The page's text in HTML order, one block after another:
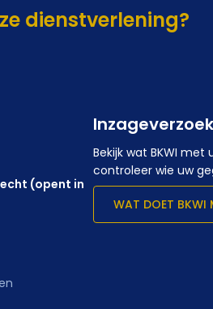
dienstverlening?
(opent in
Bekijk wat BKWI
controleer wie uw
WAT DOET BKWI